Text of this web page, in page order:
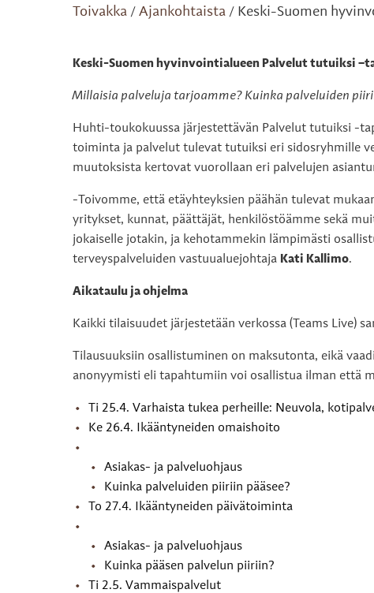
Toivakka / Ajankohtaista / Keski-Suomen
Keski-Suomen hyvinvointialueen Palvelut tutuiksi
Millaisia palveluja tarjoamme? Kuinka palveluiden
Huhti-toukokuussa järjestettävän Palvelut tutuiksi -
toiminta ja palvelut tulevat tutuiksi eri sidosryhmille
muutoksista kertovat vuorollaan eri palvelujen
-Toivomme, että etäyhteyksien päähän tulevat
yritykset, kunnat, päättäjät, henkilöstöämme sekä
jokaiselle jotakin, ja kehotammekin lämpimästi
terveyspalveluiden vastuualuejohtaja Kati Kallimo.
Aikataulu ja ohjelma
Kaikki tilaisuudet järjestetään verkossa (Teams Live)
Tilausuuksiin osallistuminen on maksutonta, eikä
anonyymisti eli tapahtumiin voi osallistua ilman että
Ti 25.4. Varhaista tukea perheille: Neuvola,
Ke 26.4. Ikääntyneiden omaishoito
Asiakas- ja palveluohjaus
Kuinka palveluiden piiriin pääsee?
To 27.4. Ikääntyneiden päivätoiminta
Asiakas- ja palveluohjaus
Kuinka pääsen palvelun piiriin?
Ti 2.5. Vammaispalvelut